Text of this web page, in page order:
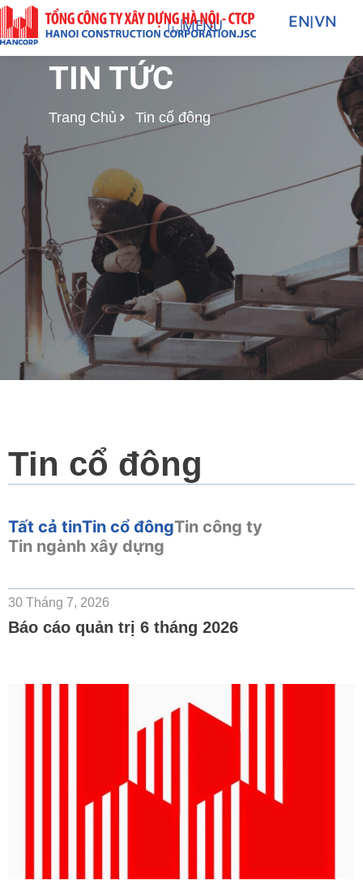
Nhảy
tới
nội
MENU EN|VN
TIN TỨC
Trang Chủ Tin cổ đông
Tin cổ đông
Tất cả tinTin cổ đôngTin công ty
Tin ngành xây dựng
30 Tháng 7, 2026
Báo cáo quản trị 6 tháng 2026
Page